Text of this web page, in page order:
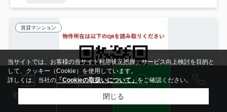
賃貸マンション
来店予約
当サイトでは、お客様の当サイト利用状況把握、サービス向上検討を目的と
して、クッキー（Cookie）を使用しています。
詳しくは、当社の 「Cookieの取扱いについて」をご確認ください。
閉じる